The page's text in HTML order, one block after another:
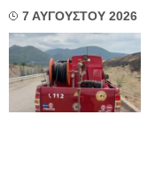
7 ΑΥΓΟΥΣΤΟΥ 2026